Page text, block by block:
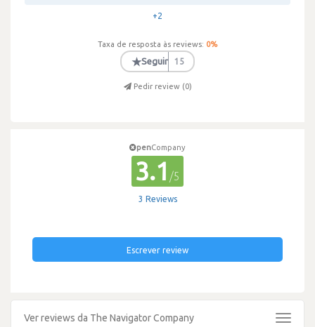
+2
Taxa de resposta às reviews: 0%
★Seguir 15
Pedir review (0)
penCompany
3.1 /5
3 Reviews
Escrever review
Ver reviews da The Navigator Company
Toggle